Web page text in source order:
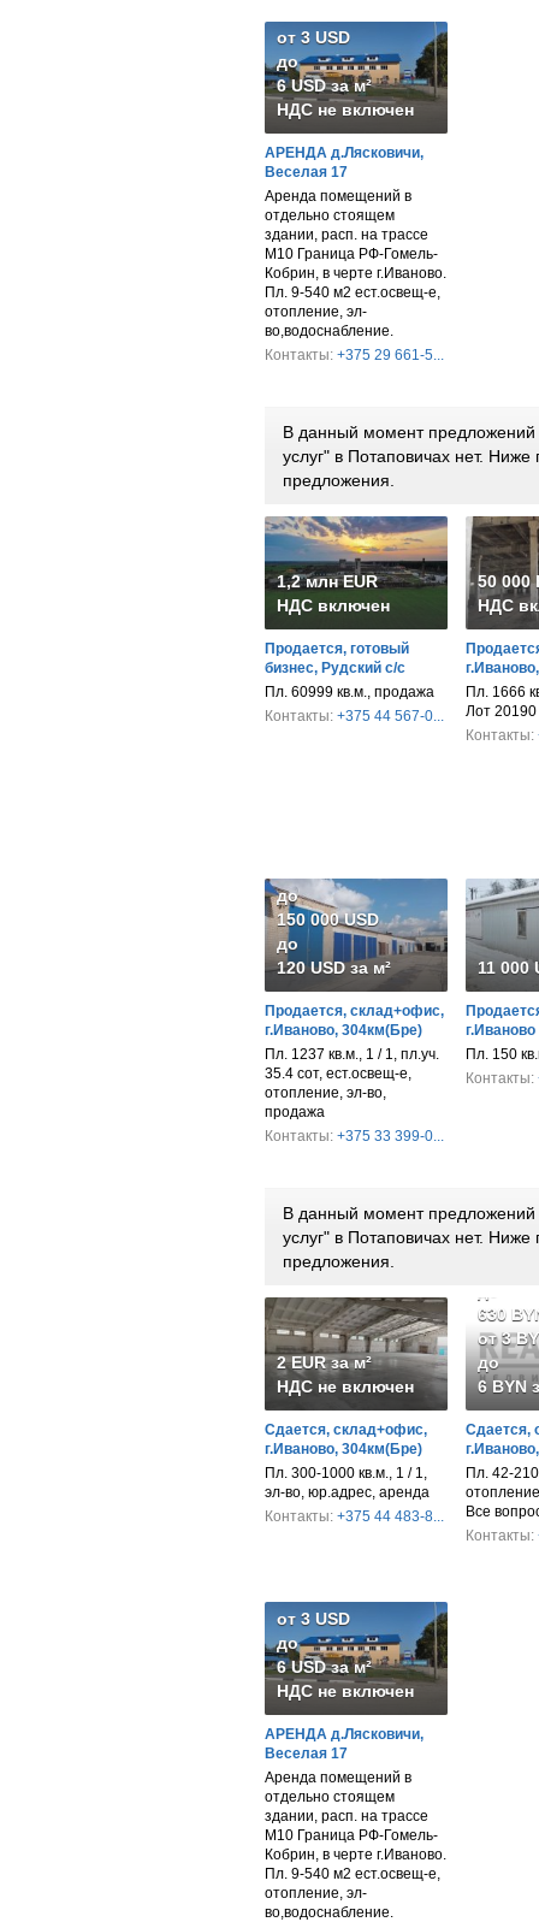
от 3 USD
до
6 USD за м²
НДС не включен
АРЕНДА д.Лясковичи,
Веселая 17
Аренда помещений в
отдельно стоящем
здании, расп. на трассе
М10 Граница РФ-Гомель-
Кобрин, в черте г.Иваново.
Пл. 9-540 м2 ест.освещ-е,
отопление, эл-
во,водоснабление.
Контакты: +375 29 661-5...
В данный момент
услуг" в Потаповичах нет.
предложения.
1,2 млн EUR
НДС включен
Продается, готовый
бизнес, Рудский с/с
Пл. 60999 кв.м., продажа
Контакты: +375 44 567-0...
50 000
НДС
Пл. 1666
Лот 20190
Контакты:
до
150 000 USD
до
120 USD за м²
Продается, склад+офис,
г.Иваново, 304км(Бре)
Пл. 1237 кв.м., 1 / 1, пл.уч.
35.4 сот, ест.освещ-е,
отопление, эл-во,
продажа
Контакты: +375 33 399-0...
11 000
г.Иваново
Пл. 150
Контакты:
В данный момент
услуг" в Потаповичах нет.
предложения.
2 EUR за м²
НДС не включен
Сдается, склад+офис,
г.Иваново, 304км(Бре)
Пл. 300-1000 кв.м., 1 / 1,
эл-во, юр.адрес, аренда
Контакты: +375 44 483-8...
630
от 3
до
6 BYN
Сдается,
Пл. 42-
Все
Контакты:
от 3 USD
до
6 USD за м²
НДС не включен
АРЕНДА д.Лясковичи,
Веселая 17
Аренда помещений в
отдельно стоящем
здании, расп. на трассе
М10 Граница РФ-Гомель-
Кобрин, в черте г.Иваново.
Пл. 9-540 м2 ест.освещ-е,
отопление, эл-
во,водоснабление.